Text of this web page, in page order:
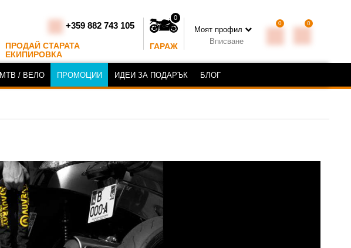
+359 882 743 105
ПРОДАЙ СТАРАТА
ЕКИПИРОВКА
0
ГАРАЖ
Моят профил
Вписване
0 0
MTB / ВЕЛО ПРОМОЦИИ ИДЕИ ЗА ПОДАРЪК БЛОГ